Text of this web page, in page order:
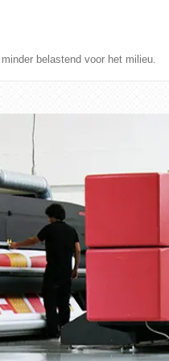
belastend voor het milieu.